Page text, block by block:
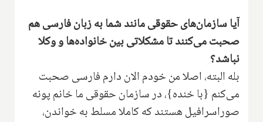
آیا سازمان‌های حقوقی مانند شما به زبان فارسی هم
صحبت می‌کنند تا مشکلاتی بین خانواده‌ها و وکلا
نباشد؟
بله البته، اصلا من خودم الان دارم فارسی صحبت
می‌کنم {با خنده}، در سازمان حقوقی ما خانم پونه
صوراسرافیل هستند که کاملا مسلط به خواندن،